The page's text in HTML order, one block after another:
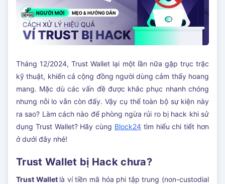
Tháng 12/2024, Trust Wallet lại một lần nữa gặp trục trặc
kỹ thuật, khiến cả cộng đồng người dùng cảm thấy hoang
mang. Mặc dù các vấn đề được khắc phục nhanh chóng
nhưng nỗi lo vẫn còn đấy. Vậy cụ thể toàn bộ sự kiện này
ra sao? Làm cách nào để phòng ngừa rủi ro bị hack khi sử
dụng Trust Wallet? Hãy cùng Block24 tìm hiểu chi tiết hơn
ở dưới đây nhé!
Trust Wallet bị Hack chưa?
Trust Wallet là ví tiền mã hóa phi tập trung (non-custodial